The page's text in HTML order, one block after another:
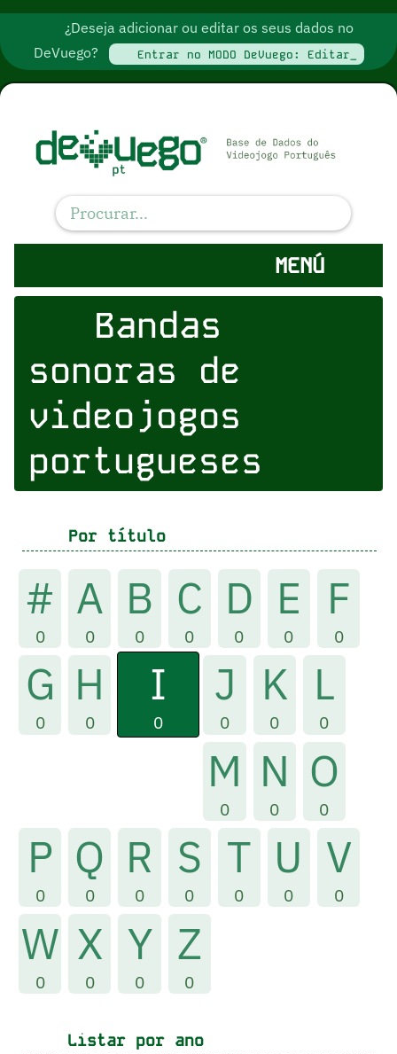
¿Deseja adicionar ou editar os seus dados no
DeVuego?
Entrar no MODO DeVuego: Editar_
MENÚ
Bandas
sonoras de
videojogos
portugueses
Por título
#
0
A
0
B
0
C
0
D
0
E
0
F
0
G
0
H
0
I
0
J
0
K
0
L
0
M
0
N
0
O
0
P
0
Q
0
R
0
S
0
T
0
U
0
V
0
W
0
X
0
Y
0
Z
0
Listar por ano